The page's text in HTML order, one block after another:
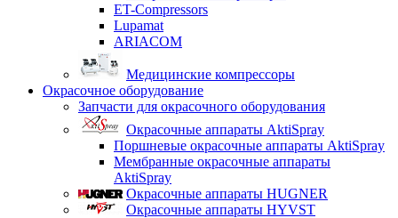
ET-Compressors
Lupamat
ARIACOM
Медицинские компрессоры
Окрасочное оборудование
Запчасти для окрасочного оборудования
Окрасочные аппараты AktiSpray
Поршневые окрасочные аппараты AktiSpray
Мембранные окрасочные аппараты
AktiSpray
Окрасочные аппараты HUGNER
Окрасочные аппараты HYVST